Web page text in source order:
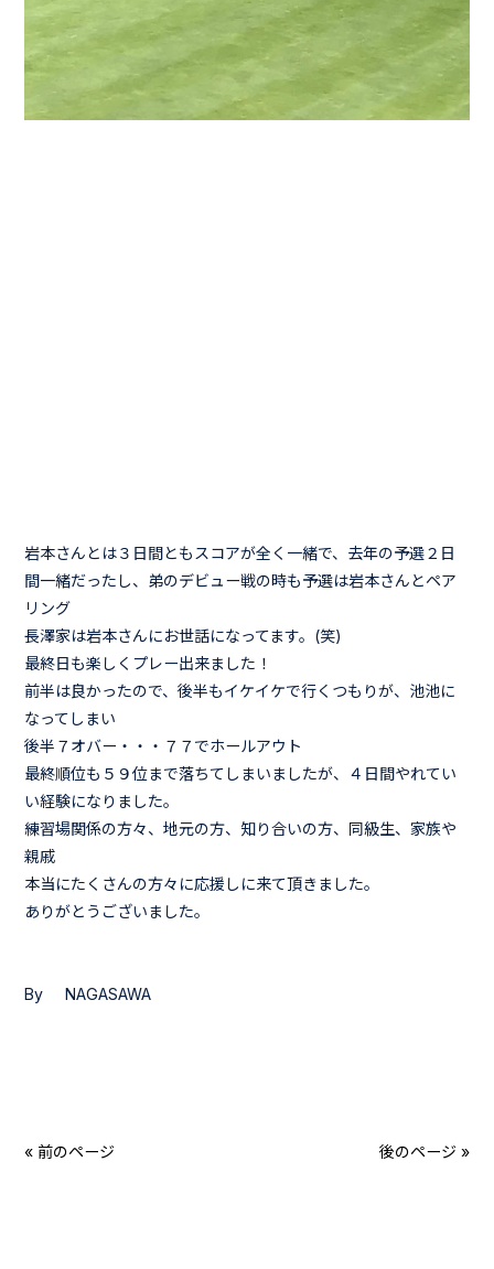
岩本さんとは３日間ともスコアが全く一緒で、去年の予選２日
間一緒だったし、弟のデビュー戦の時も予選は岩本さんとペア
リング
長澤家は岩本さんにお世話になってます。(笑)
最終日も楽しくプレー出来ました！
前半は良かったので、後半もイケイケで行くつもりが、池池に
なってしまい
後半７オバー・・・７７でホールアウト
最終順位も５９位まで落ちてしまいましたが、４日間やれてい
い経験になりました。
練習場関係の方々、地元の方、知り合いの方、同級生、家族や
親戚
本当にたくさんの方々に応援しに来て頂きました。
ありがとうございました。
By NAGASAWA
« 前のページ 後のページ »